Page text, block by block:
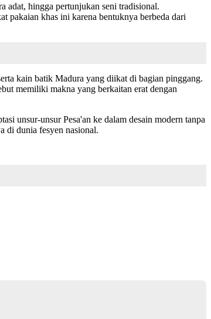
adat, hingga pertunjukan seni tradisional.
pakaian khas ini karena bentuknya berbeda dari
kain batik Madura yang diikat di bagian pinggang.
memiliki makna yang berkaitan erat dengan
unsur-unsur Pesa'an ke dalam desain modern tanpa
di dunia fesyen nasional.